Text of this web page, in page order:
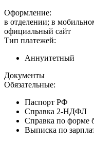
Оформление:
в отделении; в
официальный сайт
Тип платежей:
Аннуитетный
Документы
Обязательные:
Паспорт РФ
Справка 2-НДФЛ
Справка по форме
Выписка по